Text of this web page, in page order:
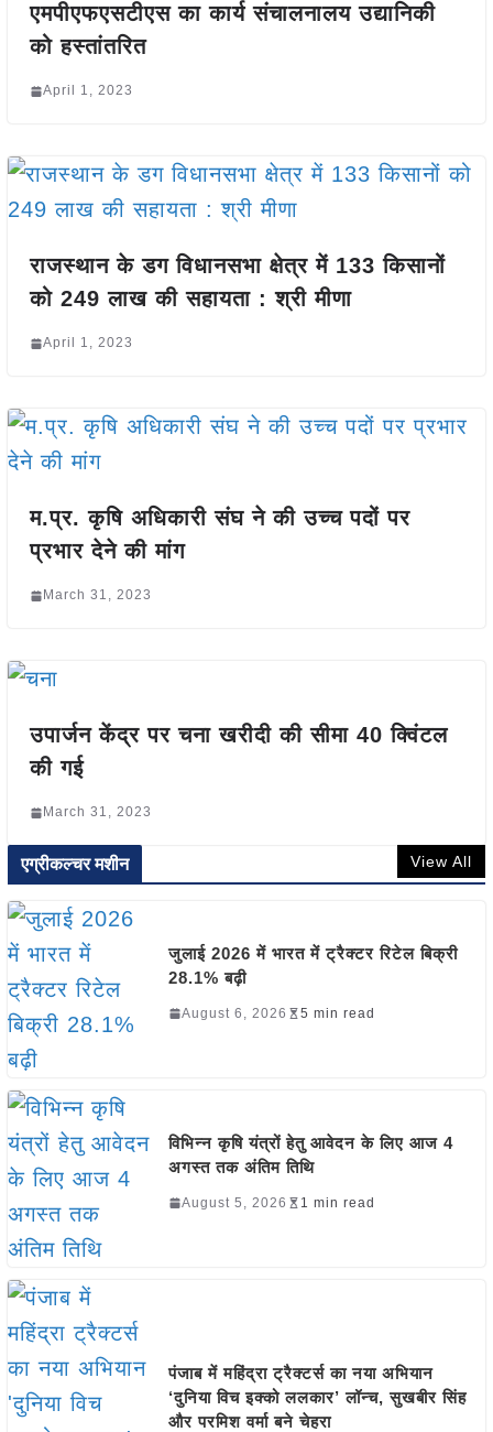
एमपीएफएसटीएस का कार्य संचालनालय उद्यानिकी
को हस्तांतरित
April 1, 2023
राजस्थान के डग विधानसभा क्षेत्र में 133 किसानों
को 249 लाख की सहायता : श्री मीणा
April 1, 2023
म.प्र. कृषि अधिकारी संघ ने की उच्च पदों पर
प्रभार देने की मांग
March 31, 2023
उपार्जन केंद्र पर चना खरीदी की सीमा 40 क्विंटल
की गई
March 31, 2023
एग्रीकल्चर मशीन View All
जुलाई 2026 में भारत में ट्रैक्टर रिटेल बिक्री
28.1% बढ़ी
August 6, 2026 5 min read
विभिन्न कृषि यंत्रों हेतु आवेदन के लिए आज 4
अगस्त तक अंतिम तिथि
August 5, 2026 1 min read
पंजाब में महिंद्रा ट्रैक्टर्स का नया अभियान
‘दुनिया विच इक्को ललकार’ लॉन्च, सुखबीर सिंह
और परमिश वर्मा बने चेहरा